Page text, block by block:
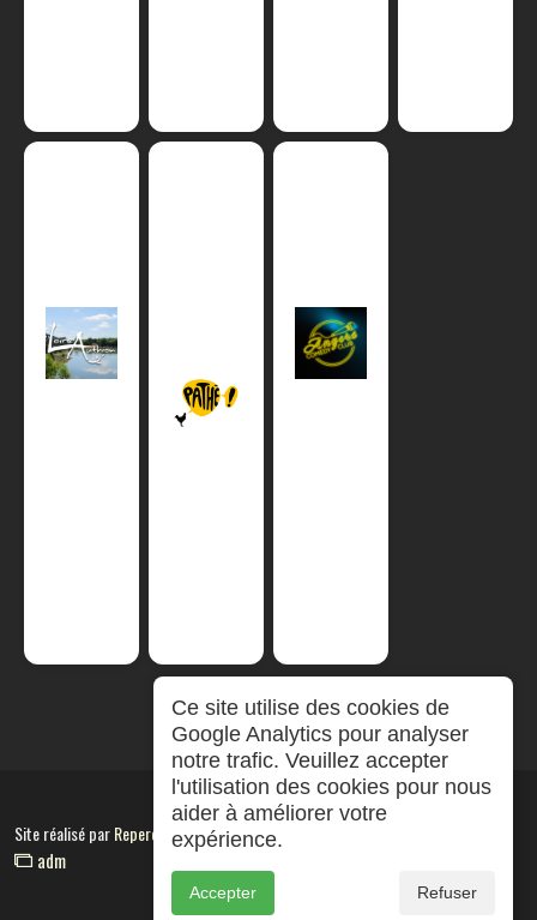
Site réalisé parRepereCom
adm
Ce site utilise des cookies de
Google Analytics pour analyser
notre trafic. Veuillez accepter
l'utilisation des cookies pour nous
aider à améliorer votre
expérience.
Accepter Refuser